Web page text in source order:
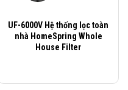
thế vào.
vặn chặt mà để hở một
UF-6000V Hệ thống lọc toàn
nhà HomeSpring Whole
House Filter